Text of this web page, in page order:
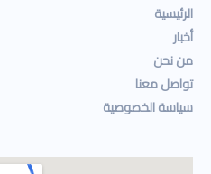
الرئيسية
أخبار
من نحن
تواصل معنا
سياسة الخصوصية